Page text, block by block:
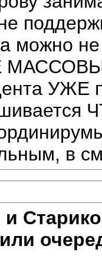
можно
УЖЕ